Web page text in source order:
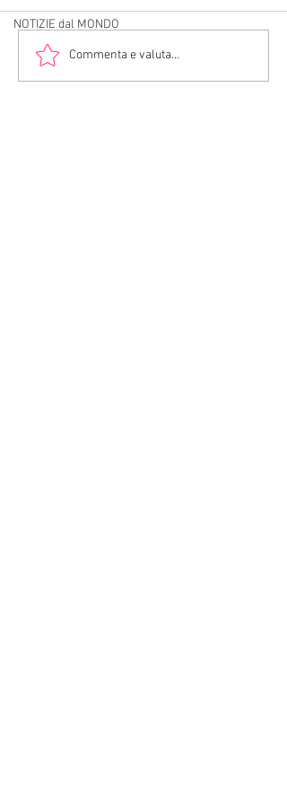
NOTIZIE dal MONDO
"Mille papaveri rossi" di
Commenta e valuta...